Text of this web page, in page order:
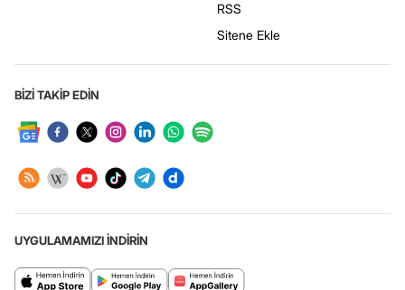
RSS
Sitene Ekle
BİZİ TAKİP EDİN
UYGULAMAMIZI İNDİRİN